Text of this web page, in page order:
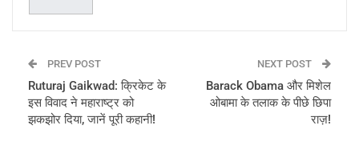
PREV POST
Ruturaj Gaikwad: क्रिकेट के
इस विवाद ने महाराष्ट्र को
झकझोर दिया, जानें पूरी कहानी!
NEXT POST
Barack Obama और मिशेल
ओबामा के तलाक के पीछे छिपा
राज़!